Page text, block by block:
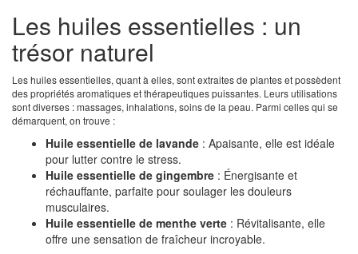
Les huiles essentielles : un
trésor naturel
Les huiles essentielles, quant à elles, sont extraites de plantes et possèdent
des propriétés aromatiques et thérapeutiques puissantes. Leurs utilisations
sont diverses : massages, inhalations, soins de la peau. Parmi celles qui se
démarquent, on trouve :
Huile essentielle de lavande : Apaisante, elle est idéale
pour lutter contre le stress.
Huile essentielle de gingembre : Énergisante et
réchauffante, parfaite pour soulager les douleurs
musculaires.
Huile essentielle de menthe verte : Révitalisante, elle
offre une sensation de fraîcheur incroyable.